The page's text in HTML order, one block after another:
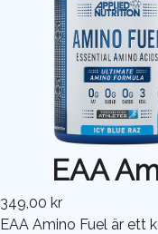
EAA
349,00 kr
EAA Amino Fuel är ett